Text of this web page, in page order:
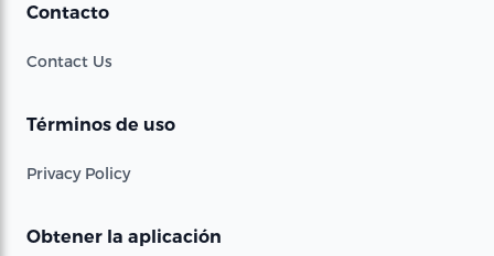
Contacto
Contact Us
Términos de uso
Privacy Policy
Obtener la aplicación